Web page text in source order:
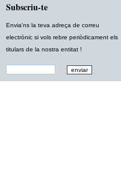
Subscriu-te
Envia'ns la teva adreça de correu
electrònic si vols rebre periòdicament els
titulars de la nostra entitat !